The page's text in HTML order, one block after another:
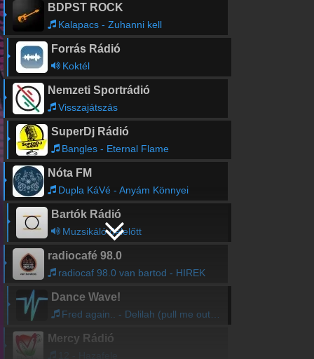
BDPST ROCK
Kalapacs - Zuhanni kell
Forrás Rádió
Koktél
Nemzeti Sportrádió
Visszajátszás
SuperDj Rádió
Bangles - Eternal Flame
Nóta FM
Dupla KáVé - Anyám Könnyei
Bartók Rádió
Muzsikáló délelőtt
radiocafé 98.0
radiocaf 98.0 van bartod - HIREK
Dance Wave!
Fred again.. - Delilah (pull me out of this)
Mercy Rádió